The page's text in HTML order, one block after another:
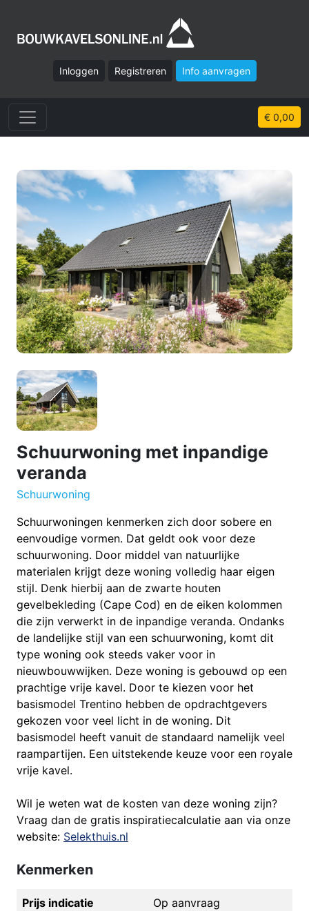
Inloggen Registreren Info aanvragen
€ 0,00
Schuurwoning met inpandige
veranda
Schuurwoning
Schuurwoningen kenmerken zich door sobere en
eenvoudige vormen. Dat geldt ook voor deze
schuurwoning. Door middel van natuurlijke
materialen krijgt deze woning volledig haar eigen
stijl. Denk hierbij aan de zwarte houten
gevelbekleding (Cape Cod) en de eiken kolommen
die zijn verwerkt in de inpandige veranda. Ondanks
de landelijke stijl van een schuurwoning, komt dit
type woning ook steeds vaker voor in
nieuwbouwwijken. Deze woning is gebouwd op een
prachtige vrije kavel. Door te kiezen voor het
basismodel Trentino hebben de opdrachtgevers
gekozen voor veel licht in de woning. Dit
basismodel heeft vanuit de standaard namelijk veel
raampartijen. Een uitstekende keuze voor een royale
vrije kavel.
Wil je weten wat de kosten van deze woning zijn?
Vraag dan de gratis inspiratiecalculatie aan via onze
website: Selekthuis.nl
Kenmerken
Prijs indicatie Op aanvraag